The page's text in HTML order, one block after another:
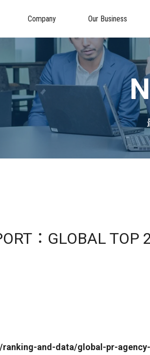
Company Our Business
：GLOBAL
and-data/global-pr-